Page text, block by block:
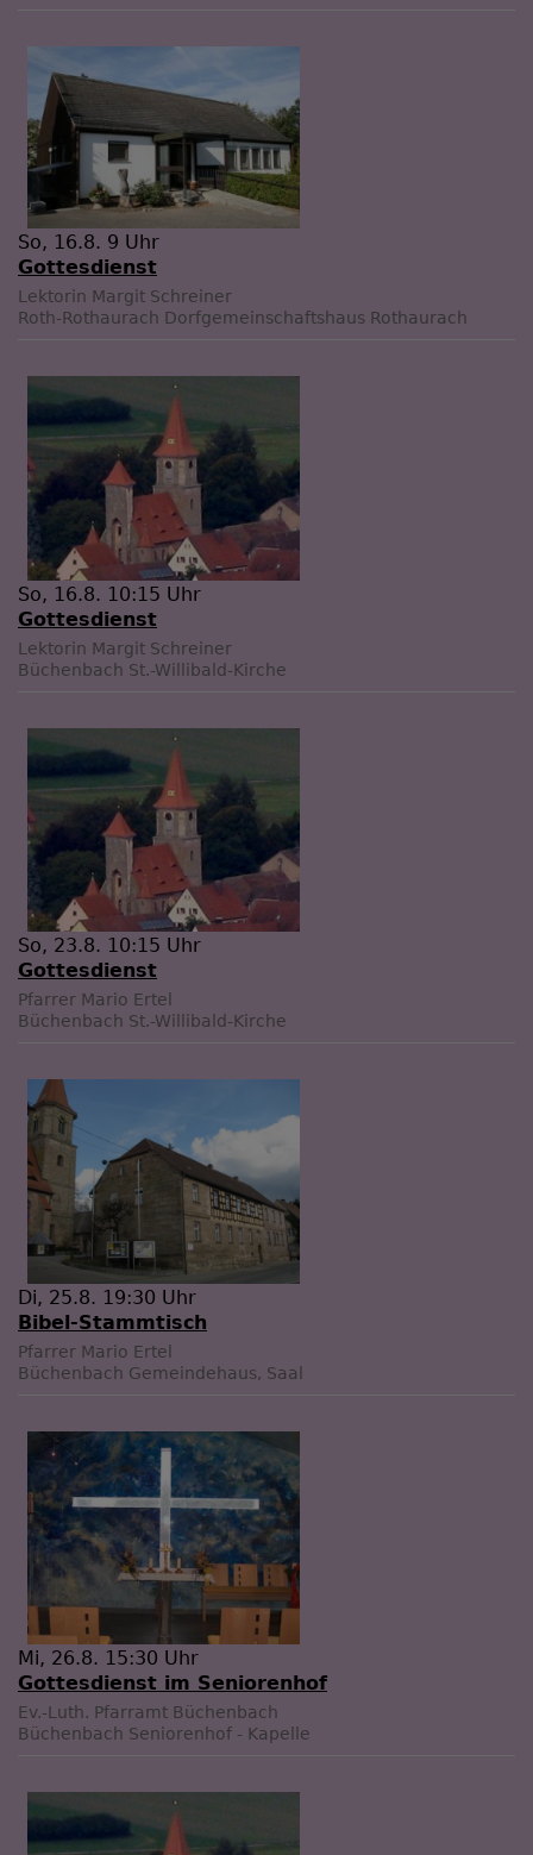
So, 16.8. 9 Uhr
Gottesdienst
Lektorin Margit Schreiner
Roth-Rothaurach Dorfgemeinschaftshaus Rothaurach
So, 16.8. 10:15 Uhr
Gottesdienst
Lektorin Margit Schreiner
Büchenbach St.-Willibald-Kirche
So, 23.8. 10:15 Uhr
Gottesdienst
Pfarrer Mario Ertel
Büchenbach St.-Willibald-Kirche
Di, 25.8. 19:30 Uhr
Bibel-Stammtisch
Pfarrer Mario Ertel
Büchenbach Gemeindehaus, Saal
Mi, 26.8. 15:30 Uhr
Gottesdienst im Seniorenhof
Ev.-Luth. Pfarramt Büchenbach
Büchenbach Seniorenhof - Kapelle